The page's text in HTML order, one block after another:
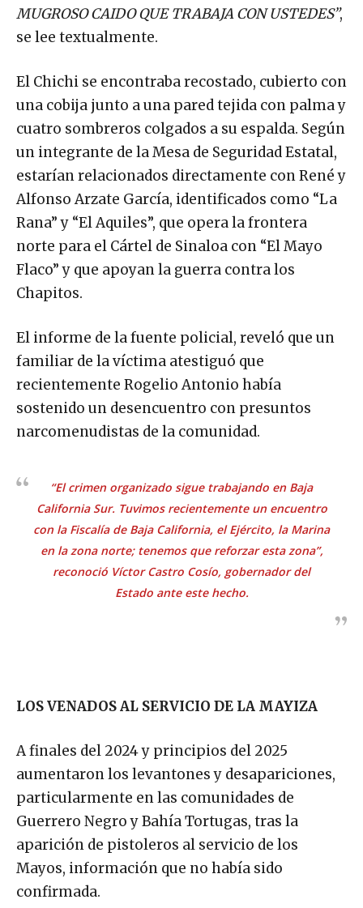
MUGROSO CAIDO QUE TRABAJA CON USTEDES”,
se lee textualmente.
El Chichi se encontraba recostado, cubierto con
una cobija junto a una pared tejida con palma y
cuatro sombreros colgados a su espalda. Según
un integrante de la Mesa de Seguridad Estatal,
estarían relacionados directamente con René y
Alfonso Arzate García, identificados como “La
Rana” y “El Aquiles”, que opera la frontera
norte para el Cártel de Sinaloa con “El Mayo
Flaco” y que apoyan la guerra contra los
Chapitos.
El informe de la fuente policial, reveló que un
familiar de la víctima atestiguó que
recientemente Rogelio Antonio había
sostenido un desencuentro con presuntos
narcomenudistas de la comunidad.
“El crimen organizado sigue trabajando en Baja
California Sur. Tuvimos recientemente un encuentro
con la Fiscalía de Baja California, el Ejército, la Marina
en la zona norte; tenemos que reforzar esta zona”,
reconoció Víctor Castro Cosío, gobernador del
Estado ante este hecho.
LOS VENADOS AL SERVICIO DE LA MAYIZA
A finales del 2024 y principios del 2025
aumentaron los levantones y desapariciones,
particularmente en las comunidades de
Guerrero Negro y Bahía Tortugas, tras la
aparición de pistoleros al servicio de los
Mayos, información que no había sido
confirmada.